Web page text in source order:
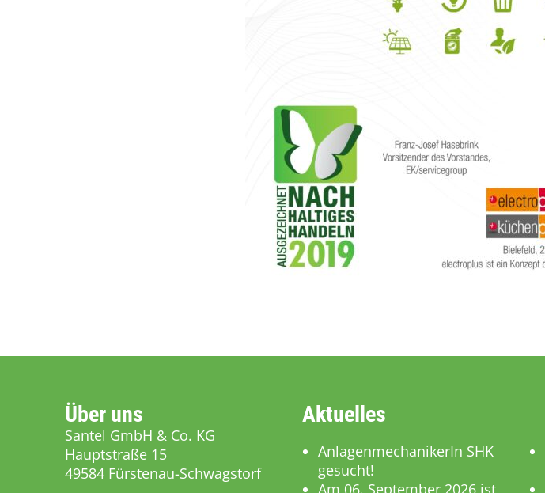
Über uns
Santel GmbH & Co. KG
Hauptstraße 15
49584 Fürstenau-Schwagstorf
Aktuelles
AnlagenmechanikerIn SHK
gesucht!
Am 06. September 2026 ist